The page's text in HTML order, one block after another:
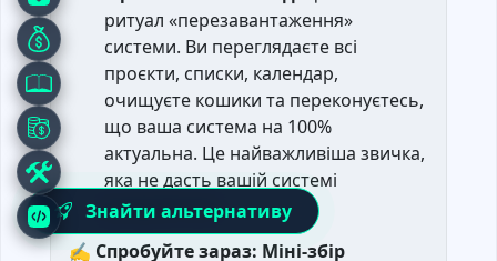
ритуал «перезавантаження»
системи. Ви переглядаєте всі
проєкти, списки, календар,
очищуєте кошики та переконуєтесь,
що ваша система на 100%
актуальна. Це найважливіша звичка,
яка не дасть вашій системі
розвалитися.
✍️ Спробуйте зараз: Міні-збір
Знайти альтернативу